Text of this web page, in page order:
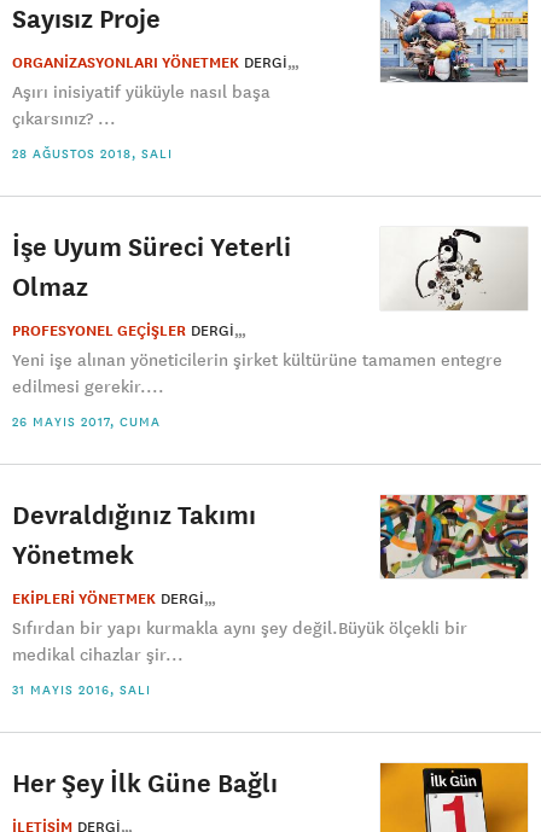
Sayısız Proje
ORGANİZASYONLARI YÖNETMEK DERGI
Aşırı inisiyatif yüküyle nasıl başa
çıkarsınız? ...
28 AĞUSTOS 2018, SALI
İşe Uyum Süreci Yeterli
Olmaz
PROFESYONEL GEÇİŞLER DERGI
Yeni işe alınan yöneticilerin şirket kültürüne tamamen entegre
edilmesi gerekir....
26 MAYIS 2017, CUMA
Devraldığınız Takımı
Yönetmek
EKİPLERİ YÖNETMEK DERGI
Sıfırdan bir yapı kurmakla aynı şey değil.Büyük ölçekli bir
medikal cihazlar şir...
31 MAYIS 2016, SALI
Her Şey İlk Güne Bağlı
İLETİŞİM DERGI